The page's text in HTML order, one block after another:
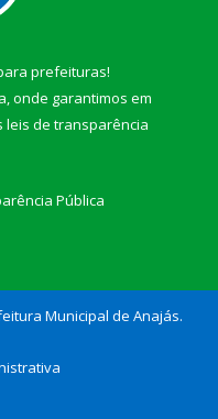
prefeituras!
onde garantimos em
leis de transparência
Pública
Municipal de Anajás.